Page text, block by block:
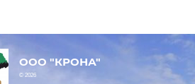
ООО "КРОНА"
© 2026